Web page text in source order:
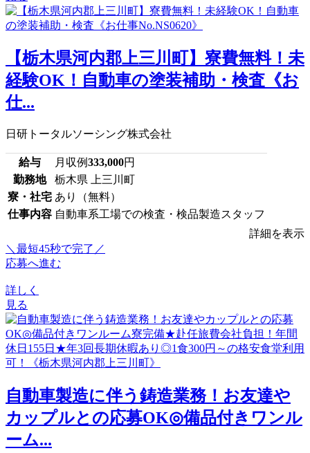
【栃木県河内郡上三川町】寮費無料！未
経験OK！自動車の塗装補助・検査《お
仕...
日研トータルソーシング株式会社
給与 月収例333,000円
勤務地
栃木県 上三川町
寮・社宅 あり（無料）
仕事内容 自動車系工場での検査・検品製造スタッフ
詳細を表示
＼最短45秒で完了／
応募へ進む
詳しく
見る
自動車製造に伴う鋳造業務！お友達や
カップルとの応募OK◎備品付きワンル
ーム...